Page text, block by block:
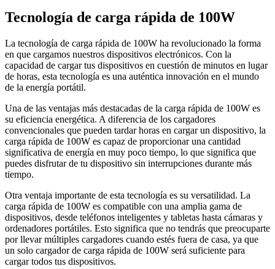
Tecnología de carga rápida de 100W
La tecnología de carga rápida de 100W ha revolucionado la forma
en que cargamos nuestros dispositivos electrónicos. Con la
capacidad de cargar tus dispositivos en cuestión de minutos en lugar
de horas, esta tecnología es una auténtica innovación en el mundo
de la energía portátil.
Una de las ventajas más destacadas de la carga rápida de 100W es
su eficiencia energética. A diferencia de los cargadores
convencionales que pueden tardar horas en cargar un dispositivo, la
carga rápida de 100W es capaz de proporcionar una cantidad
significativa de energía en muy poco tiempo, lo que significa que
puedes disfrutar de tu dispositivo sin interrupciones durante más
tiempo.
Otra ventaja importante de esta tecnología es su versatilidad. La
carga rápida de 100W es compatible con una amplia gama de
dispositivos, desde teléfonos inteligentes y tabletas hasta cámaras y
ordenadores portátiles. Esto significa que no tendrás que preocuparte
por llevar múltiples cargadores cuando estés fuera de casa, ya que
un solo cargador de carga rápida de 100W será suficiente para
cargar todos tus dispositivos.